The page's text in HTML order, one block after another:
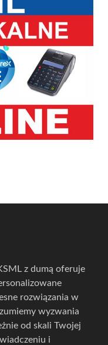
z dumą oferuje
rozwiązania w
wyzwania
od skali Twojej
i